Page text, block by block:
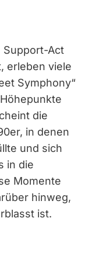
Support-Act
erleben viele
Symphony“
die
in denen
und sich
in die
Momente
hinweg,
ist.